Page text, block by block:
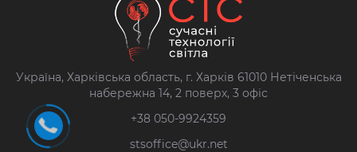
Україна, Харківська область, г. Харків 61010 Нетіченська
набережна 14, 2 поверх, 3 офіс
+38 050-9924359
stsoffice@ukr.net